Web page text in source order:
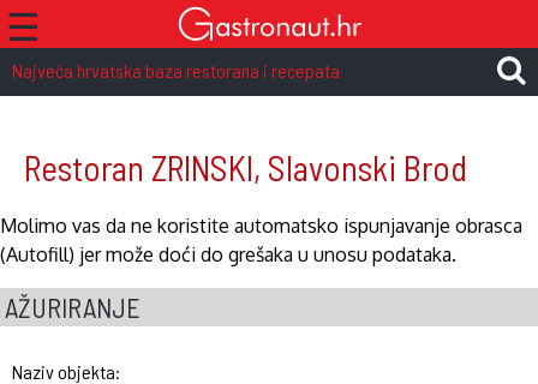
☰
Najveća hrvatska baza restorana i recepata
Restoran ZRINSKI, Slavonski Brod
Molimo vas da ne koristite automatsko ispunjavanje obrasca
(Autofill) jer može doći do grešaka u unosu podataka.
AŽURIRANJE
Naziv objekta: